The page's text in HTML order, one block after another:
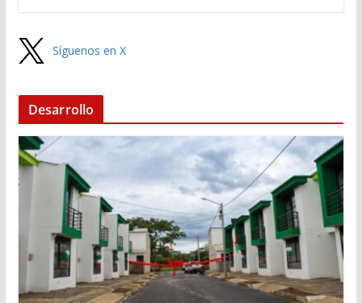
Síguenos en X
Desarrollo